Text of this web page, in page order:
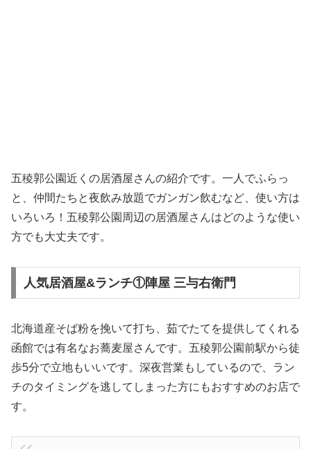
五稜郭公園近くの居酒屋さんの紹介です。一人でふらっ
と、仲間たちと夜飲み放題でガンガン飲むなど、使い方は
いろいろ！五稜郭公園周辺の居酒屋さんはどのような使い
方でも大丈夫です。
人気居酒屋&ランチ①陣屋 三与右衛門
北海道産そば粉を挽いて打ち、茹でたてを提供してくれる
函館では有名なお蕎麦屋さんです。五稜郭公園前駅から徒
歩5分で立地もいいです。深夜営業もしているので、ラン
チのタイミングを逃してしまった方にもおすすめのお店で
す。